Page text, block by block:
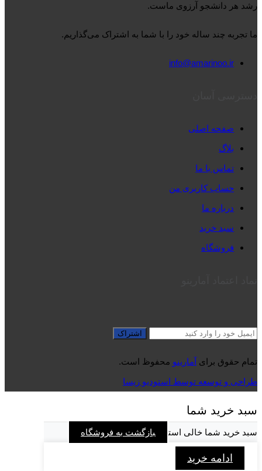
رشد هر دانشجو آرزوی ماست.
ما تجربه چند ساله خود را با شما به اشتراک می‌گذاریم.
info@amarinoo.ir
صفحه اصلی
بلاگ
تماس با ما
حساب کاربری من
درباره ما
سبد خرید
فروشگاه
تمام حقوق برای آمارینو محفوظ است.
طراحی و توسعه توسط استودیو زیسا
سبد خرید شما
سبد خرید شما خالی است بازگشت به فروشگاه
ادامه خرید